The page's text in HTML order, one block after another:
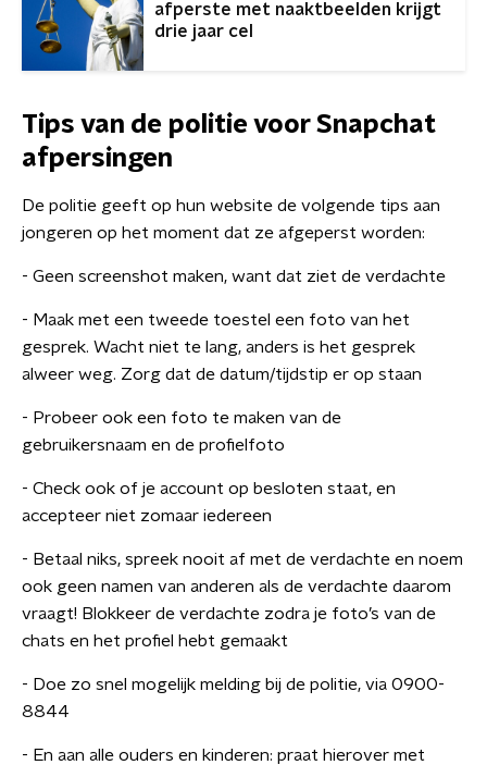
afperste met naaktbeelden krijgt
drie jaar cel
Tips van de politie voor Snapchat
afpersingen
De politie geeft op hun website de volgende tips aan
jongeren op het moment dat ze afgeperst worden:
- Geen screenshot maken, want dat ziet de verdachte
- Maak met een tweede toestel een foto van het
gesprek. Wacht niet te lang, anders is het gesprek
alweer weg. Zorg dat de datum/tijdstip er op staan
- Probeer ook een foto te maken van de
gebruikersnaam en de profielfoto
- Check ook of je account op besloten staat, en
accepteer niet zomaar iedereen
- Betaal niks, spreek nooit af met de verdachte en noem
ook geen namen van anderen als de verdachte daarom
vraagt! Blokkeer de verdachte zodra je foto’s van de
chats en het profiel hebt gemaakt
- Doe zo snel mogelijk melding bij de politie, via 0900-
8844
- En aan alle ouders en kinderen: praat hierover met